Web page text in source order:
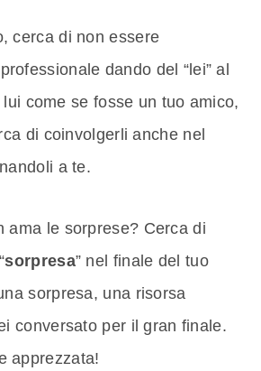
cerca di non essere
dando del “lei” al
come se fosse un tuo amico,
di coinvolgerli anche nel
a te.
ama le sorprese? Cerca di
sorpresa” nel finale del tuo
sorpresa, una risorsa
conversato per il gran finale.
apprezzata!